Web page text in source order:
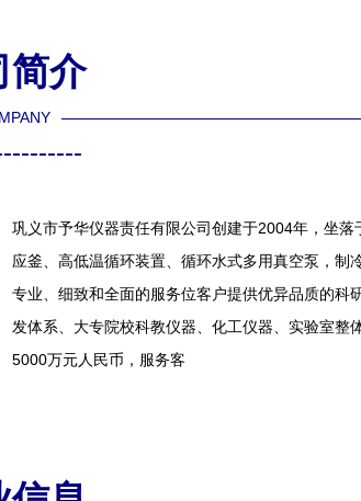
简介
巩义市予华仪器责任有限公司创建于2004年，坐
应釜、高低温循环装置、循环水式多用真空泵，制
专业、细致和全面的服务位客户提供优异品质的科
发体系、大专院校科教仪器、化工仪器、实验室整
5000万元人民币，服务客